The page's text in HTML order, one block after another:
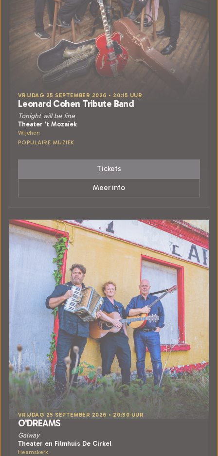
VRIJDAG 25 SEPTEMBER 2026 • 20:15 UUR
Leonard Cohen Tribute Band
Tonight will be fine
Theater 't Mozaïek
Wijchen
POPULAIRE MUZIEK
Tickets
Meer info
VRIJDAG 25 SEPTEMBER 2026 • 20:30 UUR
O'DREAMS
Galway
Theater en Filmhuis De Cirkel
Heemskerk